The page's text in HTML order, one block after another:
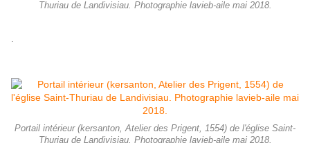
Thuriau de Landivisiau. Photographie lavieb-aile mai 2018.
Portail intérieur (kersanton, Atelier des Prigent, 1554) de l'église Saint-
Thuriau de Landivisiau. Photographie lavieb-aile mai 2018.